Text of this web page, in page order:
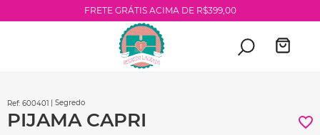
FRETE GRÁTIS ACIMA DE R$399,00
: 600401 | Segredo
PIJAMA CAPRI